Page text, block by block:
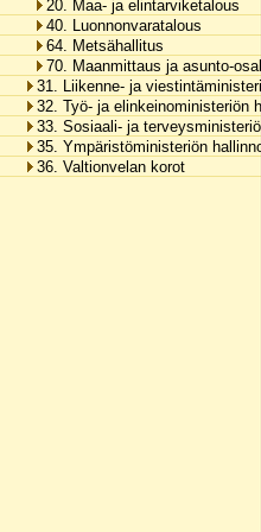
20. Maa- ja elintarviketalous
40. Luonnonvaratalous
64. Metsähallitus
70. Maanmittaus ja asunto-
31. Liikenne- ja
32. Työ- ja elinkeinoministeriön
33. Sosiaali- ja
35. Ympäristöministeriön
36. Valtionvelan korot